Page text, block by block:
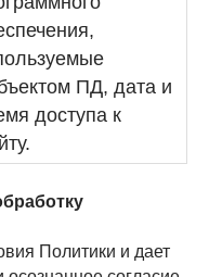
ПД, дата и
доступа к
Политики и дает